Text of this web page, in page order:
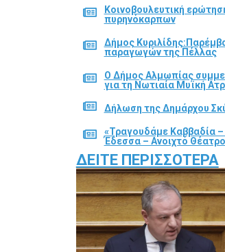
Κοινοβουλευτική
πυρηνόκαρπων
Δήμος
παραγωγών της Πέλλας
Ο Δήμος Αλμωπίας
για τη Νωτιαία Μυϊκή
Δήλωση της Δημάρχου
«Τραγουδάμε Καββαδία –
Έδεσσα – Ανοιχτό
ΔΕΊΤΕ ΠΕΡΙΣΣΌΤΕΡΑ